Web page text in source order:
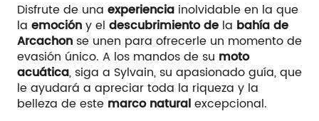
Disfrute de una experiencia inolvidable en la que
la emocióny el descubrimiento de la bahía de
Arcachon se unen para ofrecerle un momento de
evasión único. A los mandos de su moto
acuática, siga a Sylvain, su apasionado guía, que
le ayudará a apreciar toda la riqueza y la
belleza de este marco naturalexcepcional.